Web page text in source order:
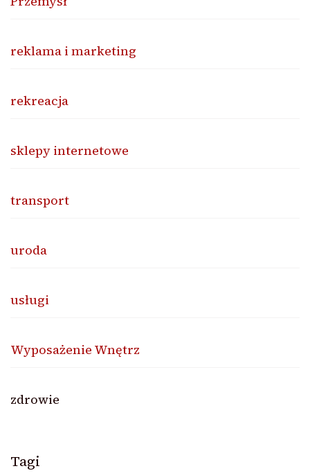
reklama i marketing
rekreacja
sklepy internetowe
transport
uroda
usługi
Wyposażenie Wnętrz
zdrowie
Tagi